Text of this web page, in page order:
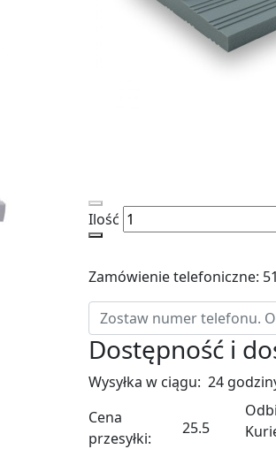
Ilość
Zamówienie telefoniczne:
Dostępność i
Wysyłka w ciągu: 24
Cena
przesyłki:
25.5